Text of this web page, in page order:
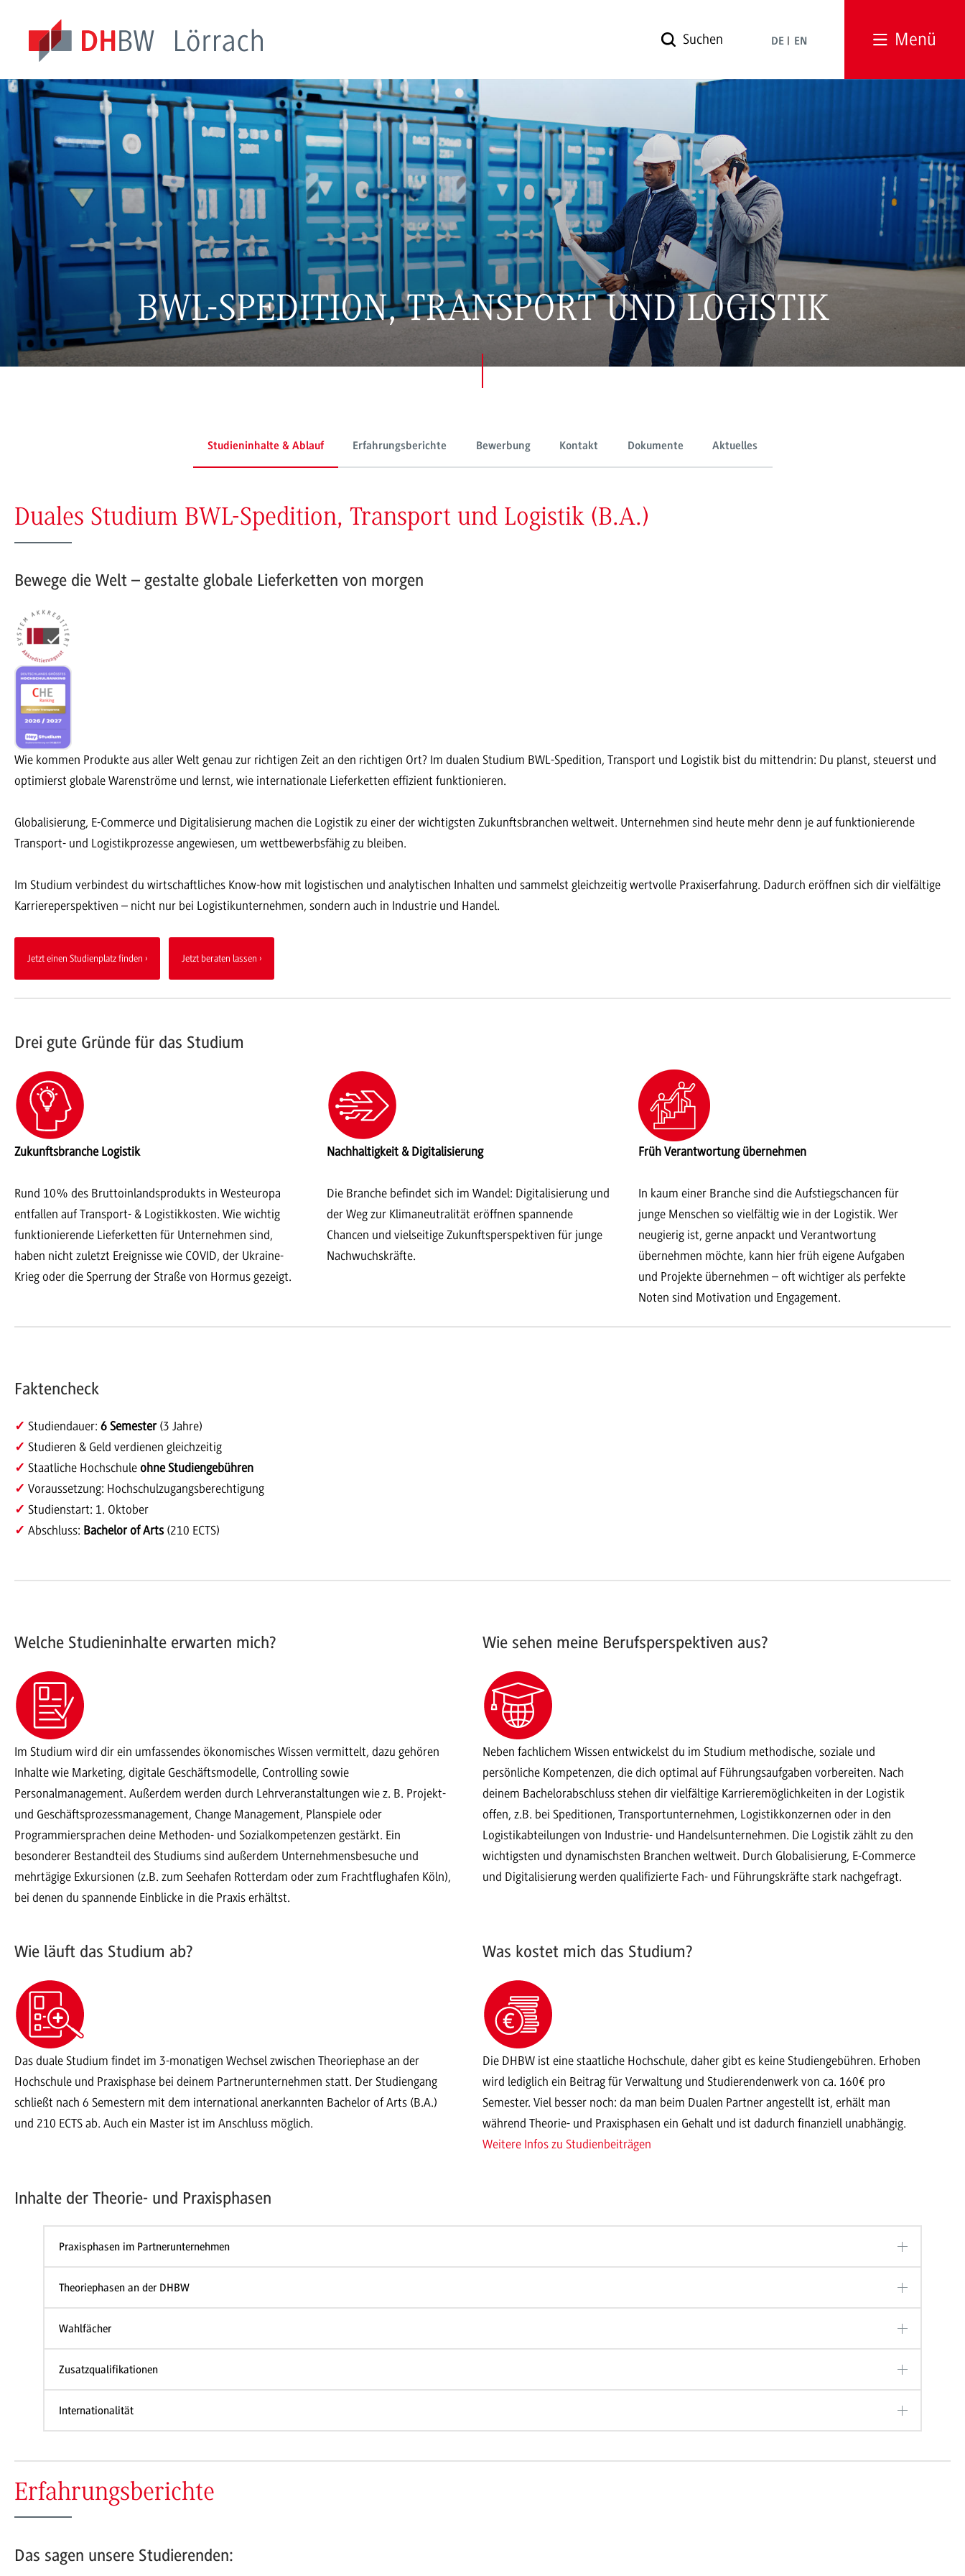
DE EN Menü
BWL-SPEDITION, TRANSPORT UND LOGISTIK
Studieninhalte & Ablauf Erfahrungsberichte Bewerbung Kontakt Dokumente Aktuelles
Duales Studium BWL-Spedition, Transport und Logistik (B.A.)
Bewege die Welt – gestalte globale Lieferketten von morgen
Wie kommen Produkte aus aller Welt genau zur richtigen Zeit an den richtigen Ort? Im dualen Studium BWL-Spedition, Transport und Logistik bist du mittendrin: Du planst, steuerst und
optimierst globale Warenströme und lernst, wie internationale Lieferketten effizient funktionieren.
Globalisierung, E-Commerce und Digitalisierung machen die Logistik zu einer der wichtigsten Zukunftsbranchen weltweit. Unternehmen sind heute mehr denn je auf funktionierende
Transport- und Logistikprozesse angewiesen, um wettbewerbsfähig zu bleiben.
Im Studium verbindest du wirtschaftliches Know-how mit logistischen und analytischen Inhalten und sammelst gleichzeitig wertvolle Praxiserfahrung. Dadurch eröffnen sich dir vielfältige
Karriereperspektiven – nicht nur bei Logistikunternehmen, sondern auch in Industrie und Handel.
Jetzt einen Studienplatz finden Jetzt beraten lassen
Drei gute Gründe für das Studium
Zukunftsbranche Logistik
Rund 10% des Bruttoinlandsprodukts in Westeuropa
entfallen auf Transport- & Logistikkosten. Wie wichtig
funktionierende Lieferketten für Unternehmen sind,
haben nicht zuletzt Ereignisse wie COVID, der Ukraine-
Krieg oder die Sperrung der Straße von Hormus gezeigt.
Nachhaltigkeit & Digitalisierung
Die Branche befindet sich im Wandel: Digitalisierung und
der Weg zur Klimaneutralität eröffnen spannende
Chancen und vielseitige Zukunftsperspektiven für junge
Nachwuchskräfte.
Früh Verantwortung übernehmen
In kaum einer Branche sind die Aufstiegschancen für
junge Menschen so vielfältig wie in der Logistik. Wer
neugierig ist, gerne anpackt und Verantwortung
übernehmen möchte, kann hier früh eigene Aufgaben
und Projekte übernehmen – oft wichtiger als perfekte
Noten sind Motivation und Engagement.
Faktencheck
✓ Studiendauer: 6 Semester(3 Jahre)
✓ Studieren & Geld verdienen gleichzeitig
✓ Staatliche Hochschule ohne Studiengebühren
✓ Voraussetzung: Hochschulzugangsberechtigung
✓ Studienstart: 1. Oktober
✓ Abschluss: Bachelor of Arts (210 ECTS)
Welche Studieninhalte erwarten mich?
Im Studium wird dir ein umfassendes ökonomisches Wissen vermittelt, dazu gehören
Inhalte wie Marketing, digitale Geschäftsmodelle, Controlling sowie
Personalmanagement. Außerdem werden durch Lehrveranstaltungen wie z. B. Projekt-
und Geschäftsprozessmanagement, Change Management, Planspiele oder
Programmiersprachen deine Methoden- und Sozialkompetenzen gestärkt. Ein
besonderer Bestandteil des Studiums sind außerdem Unternehmensbesuche und
mehrtägige Exkursionen (z.B. zum Seehafen Rotterdam oder zum Frachtflughafen Köln),
bei denen du spannende Einblicke in die Praxis erhältst.
Wie sehen meine Berufsperspektiven aus?
Neben fachlichem Wissen entwickelst du im Studium methodische, soziale und
persönliche Kompetenzen, die dich optimal auf Führungsaufgaben vorbereiten. Nach
deinem Bachelorabschluss stehen dir vielfältige Karrieremöglichkeiten in der Logistik
offen, z.B. bei Speditionen, Transportunternehmen, Logistikkonzernen oder in den
Logistikabteilungen von Industrie- und Handelsunternehmen. Die Logistik zählt zu den
wichtigsten und dynamischsten Branchen weltweit. Durch Globalisierung, E-Commerce
und Digitalisierung werden qualifizierte Fach- und Führungskräfte stark nachgefragt.
Wie läuft das Studium ab?
Das duale Studium findet im 3-monatigen Wechsel zwischen Theoriephase an der
Hochschule und Praxisphase bei deinem Partnerunternehmen statt. Der Studiengang
schließt nach 6 Semestern mit dem international anerkannten Bachelor of Arts (B.A.)
und 210 ECTS ab. Auch ein Master ist im Anschluss möglich.
Was kostet mich das Studium?
Die DHBW ist eine staatliche Hochschule, daher gibt es keine Studiengebühren. Erhoben
wird lediglich ein Beitrag für Verwaltung und Studierendenwerk von ca. 160€ pro
Semester. Viel besser noch: da man beim Dualen Partner angestellt ist, erhält man
während Theorie- und Praxisphasen ein Gehalt und ist dadurch finanziell unabhängig.
Weitere Infos zu Studienbeiträgen
Inhalte der Theorie- und Praxisphasen
Praxisphasen im Partnerunternehmen
Theoriephasen an der DHBW
Wahlfächer
Zusatzqualifikationen
Internationalität
Erfahrungsberichte
Das sagen unsere Studierenden: